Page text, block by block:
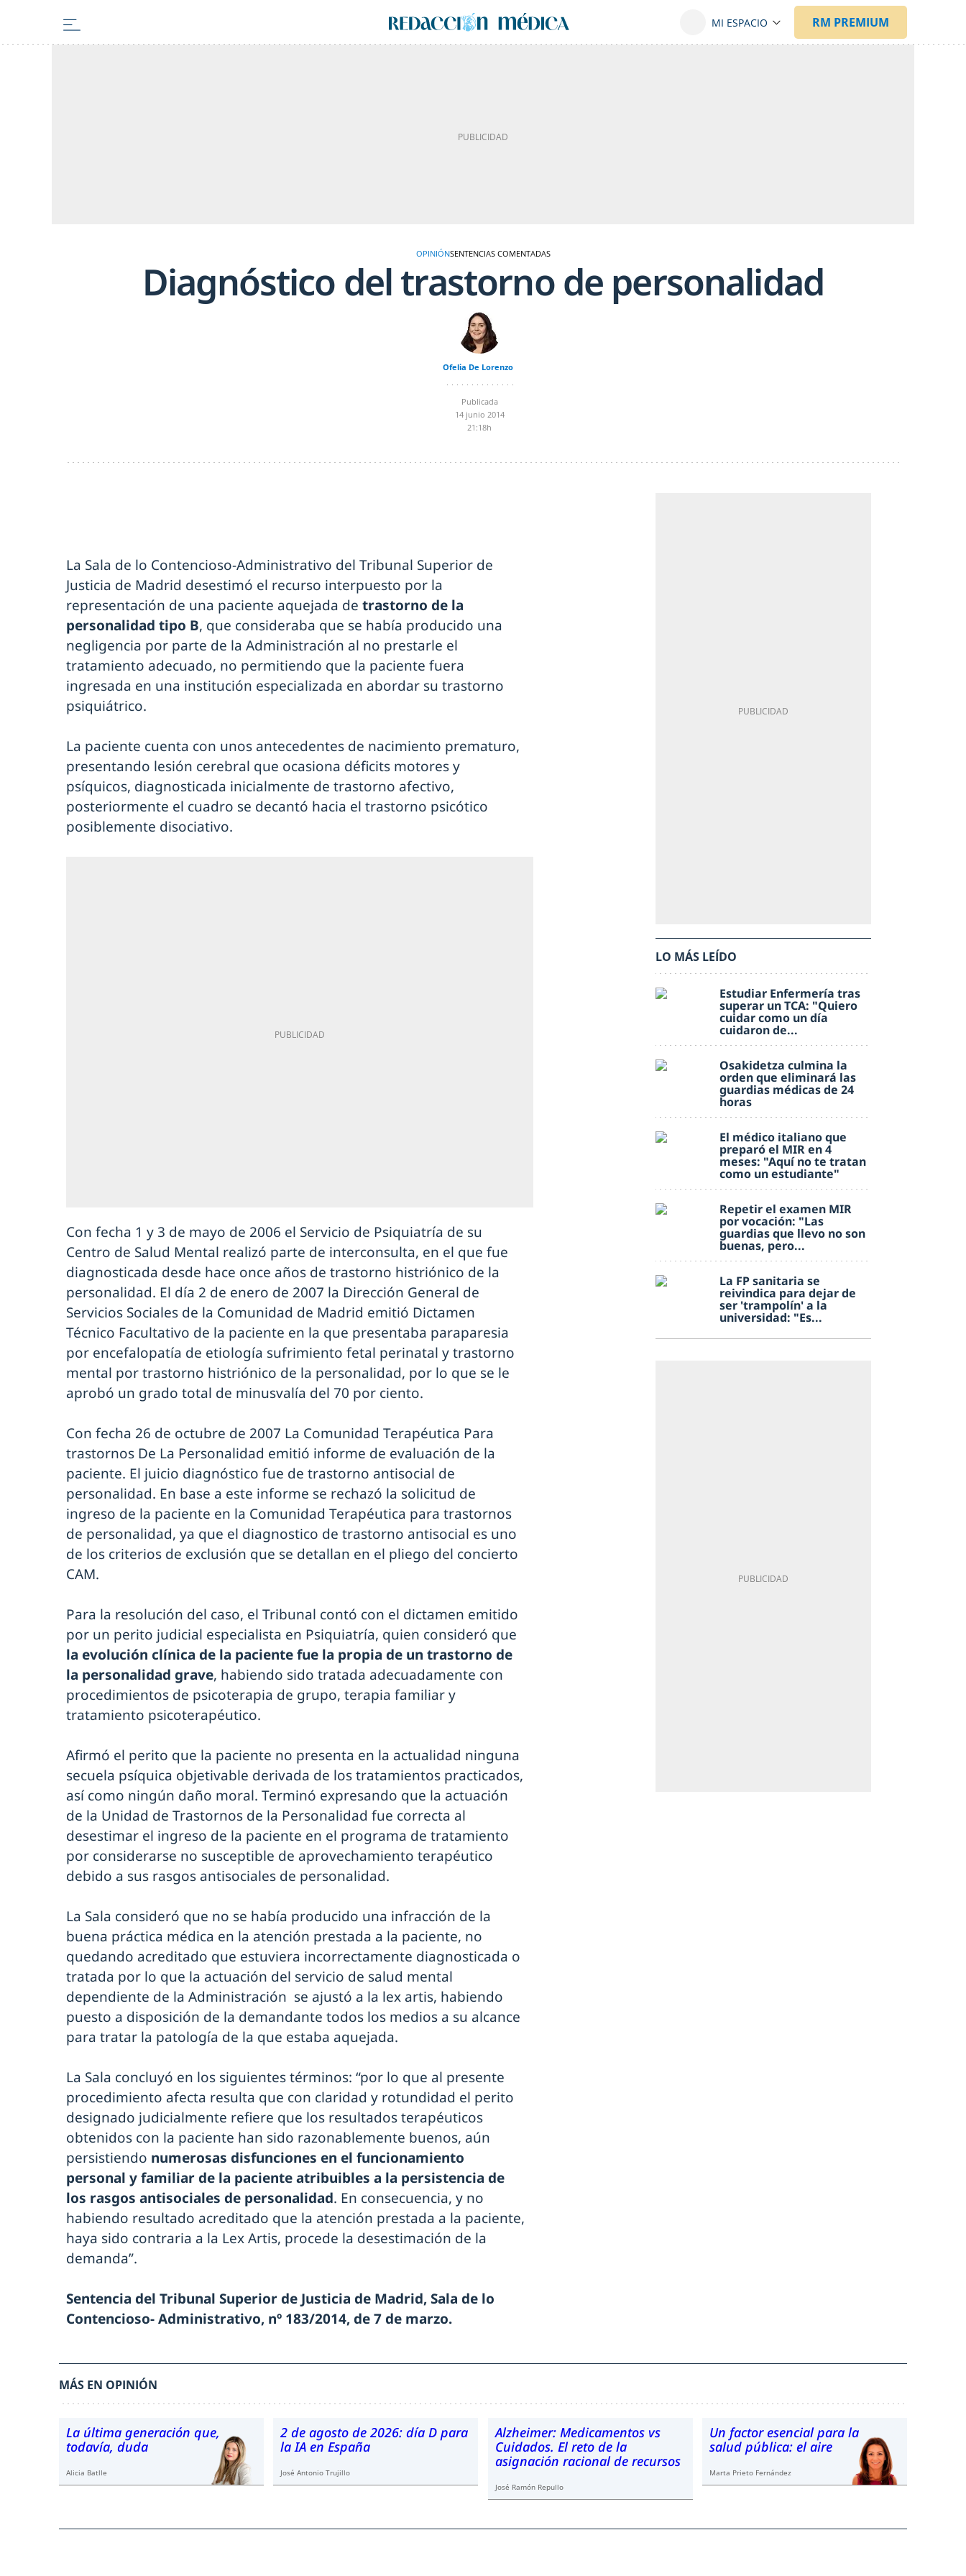
OPINIÓNSENTENCIAS COMENTADAS
Diagnóstico del trastorno de personalidad
Ofelia De Lorenzo
Publicada
14 junio 2014
21:18h
La Sala de lo Contencioso-Administrativo del Tribunal Superior de
Justicia de Madrid desestimó el recurso interpuesto por la
representación de una paciente aquejada de trastorno de la
personalidad tipo B, que consideraba que se había producido una
negligencia por parte de la Administración al no prestarle el
tratamiento adecuado, no permitiendo que la paciente fuera
ingresada en una institución especializada en abordar su trastorno
psiquiátrico.
La paciente cuenta con unos antecedentes de nacimiento prematuro,
presentando lesión cerebral que ocasiona déficits motores y
psíquicos, diagnosticada inicialmente de trastorno afectivo,
posteriormente el cuadro se decantó hacia el trastorno psicótico
posiblemente disociativo.
Con fecha 1 y 3 de mayo de 2006 el Servicio de Psiquiatría de su
Centro de Salud Mental realizó parte de interconsulta, en el que fue
diagnosticada desde hace once años de trastorno histriónico de la
personalidad. El día 2 de enero de 2007 la Dirección General de
Servicios Sociales de la Comunidad de Madrid emitió Dictamen
Técnico Facultativo de la paciente en la que presentaba paraparesia
por encefalopatía de etiología sufrimiento fetal perinatal y trastorno
mental por trastorno histriónico de la personalidad, por lo que se le
aprobó un grado total de minusvalía del 70 por ciento.
Con fecha 26 de octubre de 2007 La Comunidad Terapéutica Para
trastornos De La Personalidad emitió informe de evaluación de la
paciente. El juicio diagnóstico fue de trastorno antisocial de
personalidad. En base a este informe se rechazó la solicitud de
ingreso de la paciente en la Comunidad Terapéutica para trastornos
de personalidad, ya que el diagnostico de trastorno antisocial es uno
de los criterios de exclusión que se detallan en el pliego del concierto
CAM.
Para la resolución del caso, el Tribunal contó con el dictamen emitido
por un perito judicial especialista en Psiquiatría, quien consideró que
la evolución clínica de la paciente fue la propia de un trastorno de
la personalidad grave, habiendo sido tratada adecuadamente con
procedimientos de psicoterapia de grupo, terapia familiar y
tratamiento psicoterapéutico.
Afirmó el perito que la paciente no presenta en la actualidad ninguna
secuela psíquica objetivable derivada de los tratamientos practicados,
así como ningún daño moral. Terminó expresando que la actuación
de la Unidad de Trastornos de la Personalidad fue correcta al
desestimar el ingreso de la paciente en el programa de tratamiento
por considerarse no susceptible de aprovechamiento terapéutico
debido a sus rasgos antisociales de personalidad.
La Sala consideró que no se había producido una infracción de la
buena práctica médica en la atención prestada a la paciente, no
quedando acreditado que estuviera incorrectamente diagnosticada o
tratada por lo que la actuación del servicio de salud mental
dependiente de la Administración se ajustó a la lex artis, habiendo
puesto a disposición de la demandante todos los medios a su alcance
para tratar la patología de la que estaba aquejada.
La Sala concluyó en los siguientes términos: “por lo que al presente
procedimiento afecta resulta que con claridad y rotundidad el perito
designado judicialmente refiere que los resultados terapéuticos
obtenidos con la paciente han sido razonablemente buenos, aún
persistiendo numerosas disfunciones en el funcionamiento
personal y familiar de la paciente atribuibles a la persistencia de
los rasgos antisociales de personalidad. En consecuencia, y no
habiendo resultado acreditado que la atención prestada a la paciente,
haya sido contraria a la Lex Artis, procede la desestimación de la
demanda”.
Sentencia del Tribunal Superior de Justicia de Madrid, Sala de lo
Contencioso- Administrativo, nº 183/2014, de 7 de marzo.
LO MÁS LEÍDO
Estudiar Enfermería tras
superar un TCA: "Quiero
cuidar como un día
cuidaron de...
Osakidetza culmina la
orden que eliminará las
guardias médicas de 24
horas
El médico italiano que
preparó el MIR en 4
meses: "Aquí no te tratan
como un estudiante"
Repetir el examen MIR
por vocación: "Las
guardias que llevo no son
buenas, pero...
La FP sanitaria se
reivindica para dejar de
ser 'trampolín' a la
universidad: "Es...
MÁS EN OPINIÓN
La última generación que,
todavía, duda
Alicia Batlle
2 de agosto de 2026: día D para
la IA en España
José Antonio Trujillo
Alzheimer: Medicamentos vs
Cuidados. El reto de la
asignación racional de recursos
José Ramón Repullo
Un factor esencial para la
salud pública: el aire
Marta Prieto Fernández